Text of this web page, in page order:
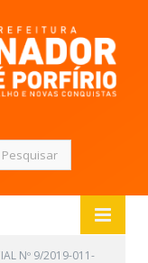
Nº 9/2019-011-